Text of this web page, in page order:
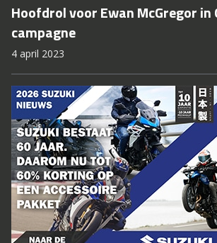
Hoofdrol voor Ewan McGregor in
campagne
4 april 2023